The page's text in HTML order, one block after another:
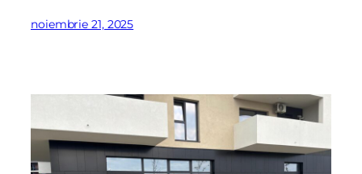
noiembrie 21, 2025